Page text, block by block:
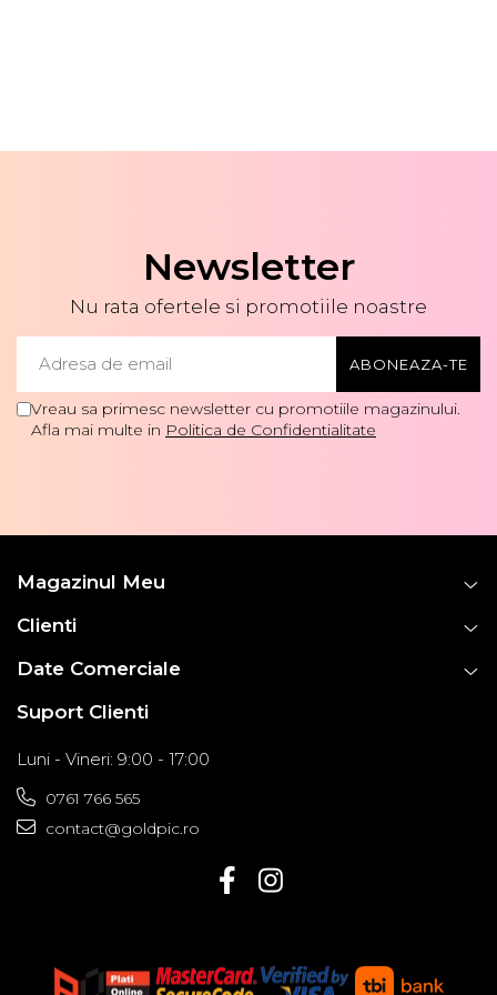
Newsletter
Nu rata ofertele si promotiile noastre
Vreau sa primesc newsletter cu promotiile magazinului.
Afla mai multe in Politica de Confidentialitate
Magazinul Meu
Clienti
Date Comerciale
Suport Clienti
Luni - Vineri: 9:00 - 17:00
0761 766 565
contact@goldpic.ro